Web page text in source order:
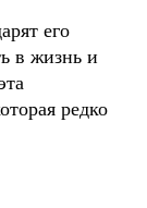
его
в жизнь и
редко